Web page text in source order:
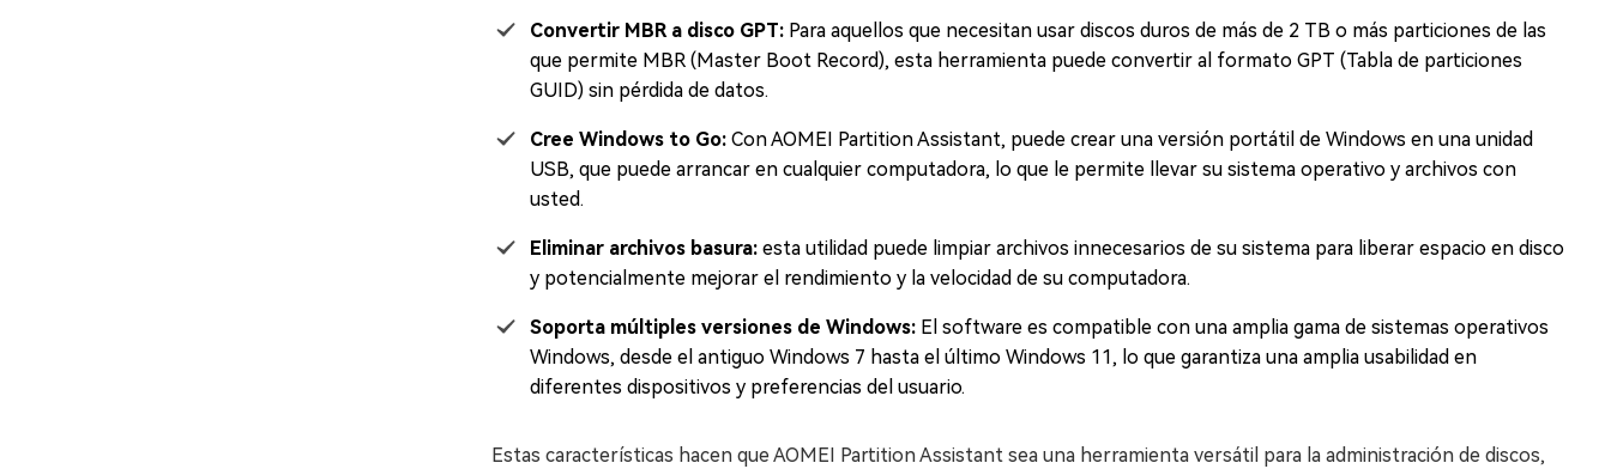
Convertir MBR a disco GPT: Para aquellos que necesitan usar discos duros de más de 2 TB o más particiones de las
que permite MBR (Master Boot Record), esta herramienta puede convertir al formato GPT (Tabla de particiones
GUID) sin pérdida de datos.
Cree Windows to Go: Con AOMEI Partition Assistant, puede crear una versión portátil de Windows en una unidad
USB, que puede arrancar en cualquier computadora, lo que le permite llevar su sistema operativo y archivos con
usted.
Eliminar archivos basura: esta utilidad puede limpiar archivos innecesarios de su sistema para liberar espacio en disco
y potencialmente mejorar el rendimiento y la velocidad de su computadora.
Soporta múltiples versiones de Windows: El software es compatible con una amplia gama de sistemas operativos
Windows, desde el antiguo Windows 7 hasta el último Windows 11, lo que garantiza una amplia usabilidad en
diferentes dispositivos y preferencias del usuario.
Estas características hacen que AOMEI Partition Assistant sea una herramienta versátil para la administración de discos,